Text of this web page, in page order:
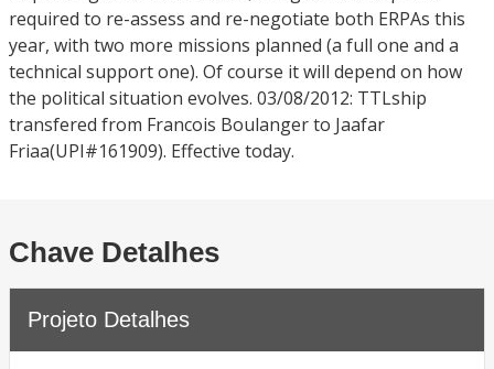
required to re-assess and re-negotiate both ERPAs this
year, with two more missions planned (a full one and a
technical support one). Of course it will depend on how
the political situation evolves. 03/08/2012: TTLship
transfered from Francois Boulanger to Jaafar
Friaa(UPI#161909). Effective today.
Chave Detalhes
Projeto Detalhes